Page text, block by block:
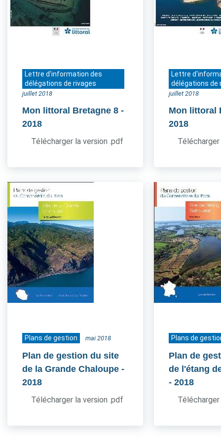
Lettre d'information des
délégations de rivages
juillet 2018
Mon littoral Bretagne 8 -
2018
Télécharger la version .pdf
Lettre
délégations de
juillet 2018
Mon littoral
2018
Plans de gestion mai 2018
Plan de gestion du site
de la Grande Chaloupe -
2018
Télécharger la version .pdf
Plans de
Plan de
de l'étang
- 2018